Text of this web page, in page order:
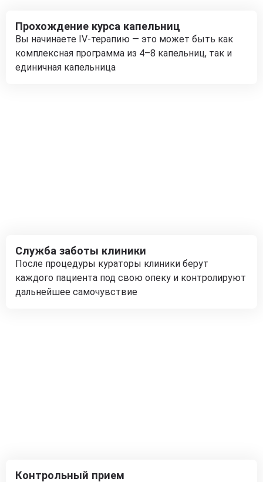
Прохождение курса капельниц
Вы начинаете IV-терапию — это может быть как
комплексная программа из 4–8 капельниц, так и
единичная капельница
Служба заботы клиники
После процедуры кураторы клиники берут
каждого пациента под свою опеку и контролируют
дальнейшее самочувствие
Контрольный прием